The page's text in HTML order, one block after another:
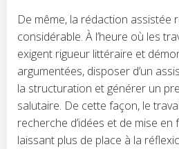
De même, la rédaction assistée
considérable. À l’heure où les
exigent rigueur littéraire et
argumentées, disposer d’un
la structuration et générer un
salutaire. De cette façon, le
recherche d’idées et de mise en
laissant plus de place à la